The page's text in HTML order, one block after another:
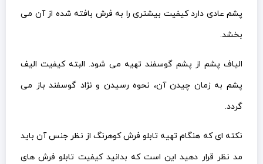
پشم عادی دارد کیفیت بیشتری را به فرش بافته شده از آن می
بخشد.
الیاف پشم از پشم گوسفند تهیه می شود. البته کیفیت الیف
پشم به زمان چیدن آن، نحوه رسیدن و نژاد گوسفند باز می
گردد.
نکته ای که هنگام تهیه تابلو فرش کوهرنگ از نظر جنس آن باید
مد نظر قرار دهید این است که بدانید کیفیت تابلو فرش های